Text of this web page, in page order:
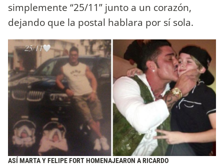
simplemente “25/11” junto a un corazón,
dejando que la postal hablara por sí sola.
ASÍ MARTA Y FELIPE FORT HOMENAJEARON A RICARDO